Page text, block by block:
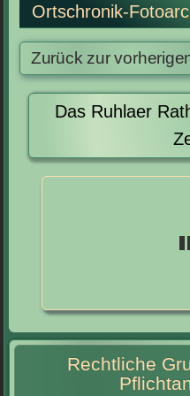
Ortschronik-
Das Ruhlaer
Rechtliche